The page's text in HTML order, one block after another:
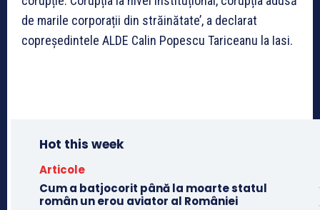
de marile corporații din străinătate’, a declarat
copreședintele ALDE Calin Popescu Tariceanu la Iasi.
Hot this week
Articole
Cum a batjocorit până la moarte statul
român un erou aviator al României